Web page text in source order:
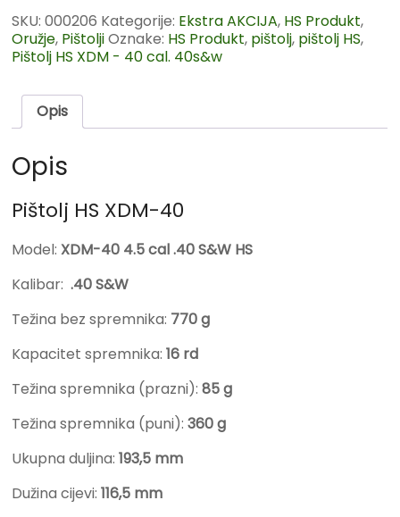
SKU:000206 Kategorije: Ekstra AKCIJA, HS Produkt,
Oružje, PištoljiOznake: HS Produkt, pištolj, pištolj HS,
Pištolj HS XDM - 40 cal. 40s&w
Opis
Opis
Pištolj HS XDM-40
Model: XDM-40 4.5 cal .40 S&W HS
Kalibar: .40 S&W
Težina bez spremnika: 770 g
Kapacitet spremnika:16 rd
Težina spremnika (prazni):85 g
Težina spremnika (puni):360 g
Ukupna duljina:193,5 mm
Dužina cijevi:116,5 mm